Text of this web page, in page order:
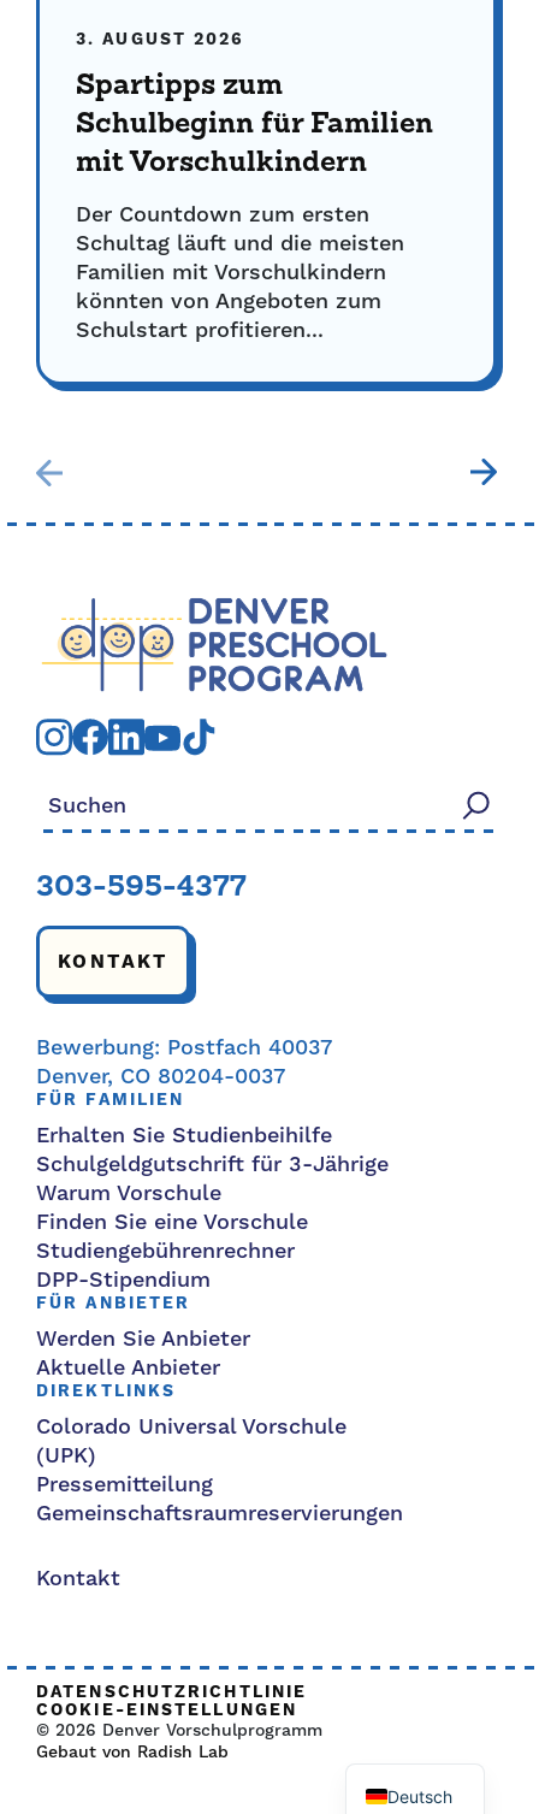
3. AUGUST 2026
Spartipps zum
Schulbeginn für Familien
mit Vorschulkindern
Der Countdown zum ersten
Schultag läuft und die meisten
Familien mit Vorschulkindern
könnten von Angeboten zum
Schulstart profitieren...
Suchen nach:
303-595-4377
KONTAKT
Bewerbung: Postfach 40037
Denver, CO 80204-0037
FÜR FAMILIEN
Erhalten Sie Studienbeihilfe
Schulgeldgutschrift für 3-Jährige
Warum Vorschule
Finden Sie eine Vorschule
Studiengebührenrechner
DPP-Stipendium
FÜR ANBIETER
Werden Sie Anbieter
Aktuelle Anbieter
DIREKTLINKS
Colorado Universal Vorschule
(UPK)
Pressemitteilung
Gemeinschaftsraumreservierungen
Kontakt
DATENSCHUTZRICHTLINIE
COOKIE-EINSTELLUNGEN
© 2026 Denver Vorschulprogramm
Gebaut von Radish Lab
Deutsch